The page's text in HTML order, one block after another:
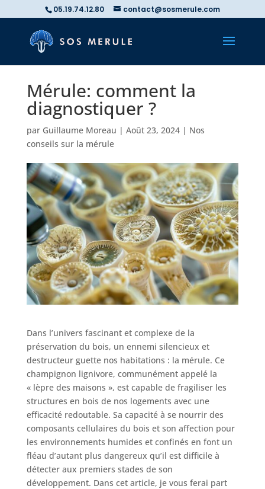
05.19.74.12.80 contact@sosmerule.com
Mérule: comment la
diagnostiquer ?
par Guillaume Moreau | Août 23, 2024| Nos
conseils sur la mérule
Dans l’univers fascinant et complexe de la
préservation du bois, un ennemi silencieux et
destructeur guette nos habitations : la mérule. Ce
champignon lignivore, communément appelé la
« lèpre des maisons », est capable de fragiliser les
structures en bois de nos logements avec une
efficacité redoutable. Sa capacité à se nourrir des
composants cellulaires du bois et son affection pour
les environnements humides et confinés en font un
fléau d’autant plus dangereux qu’il est difficile à
détecter aux premiers stades de son
développement. Dans cet article, je vous ferai part